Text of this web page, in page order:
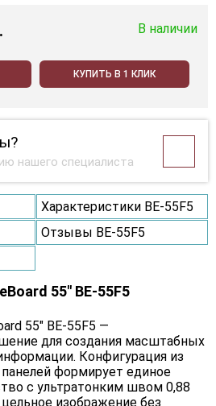
В наличии
КУПИТЬ В 1 КЛИК
нашего специалиста
Характеристики BE-55F5
Отзывы BE-55F5
55" BE-55F5
55" BE-55F5 —
для создания масштабных
Конфигурация из
формирует единое
с ультратонким швом 0,88
изображение без